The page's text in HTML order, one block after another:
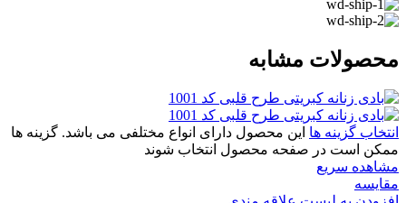
محصولات مشابه
انتخاب گزینه ها این محصول دارای انواع مختلفی می باشد. گزینه ها
ممکن است در صفحه محصول انتخاب شوند
مشاهده سریع
مقایسه